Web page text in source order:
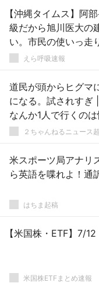
【沖縄タイムス】阿
級だから旭川医大の
い。市民の使いっ走
えら呼吸速報
道民が頭からヒグマ
になる。試されすぎ | 本州でさえツキノワがいる地域の山
なんか1人で行くの
２ちゃんねるニュース
米スポーツ局アナリ
ら英語を喋れよ！通
はちま起稿
【米国株・ETF】7/
米国株ETFまとめ速報